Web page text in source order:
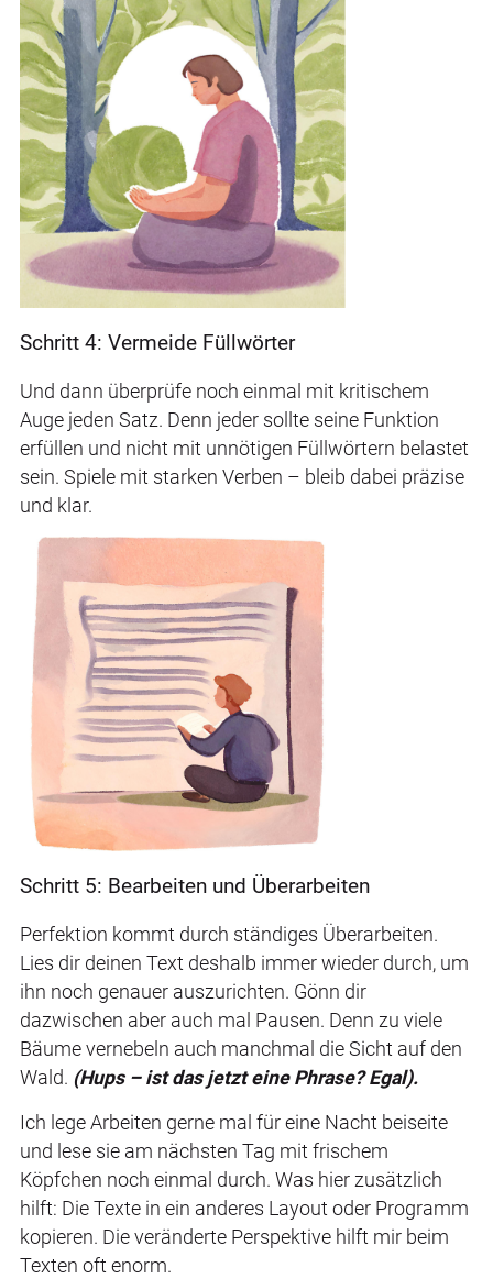
Schritt 4: Vermeide Füllwörter
Und dann überprüfe noch einmal mit kritischem
Auge jeden Satz. Denn jeder sollte seine Funktion
erfüllen und nicht mit unnötigen Füllwörtern belastet
sein. Spiele mit starken Verben – bleib dabei präzise
und klar.
Schritt 5: Bearbeiten und Überarbeiten
Perfektion kommt durch ständiges Überarbeiten.
Lies dir deinen Text deshalb immer wieder durch, um
ihn noch genauer auszurichten. Gönn dir
dazwischen aber auch mal Pausen. Denn zu viele
Bäume vernebeln auch manchmal die Sicht auf den
Wald. (Hups – ist das jetzt eine Phrase? Egal).
Ich lege Arbeiten gerne mal für eine Nacht beiseite
und lese sie am nächsten Tag mit frischem
Köpfchen noch einmal durch. Was hier zusätzlich
hilft: Die Texte in ein anderes Layout oder Programm
kopieren. Die veränderte Perspektive hilft mir beim
Texten oft enorm.